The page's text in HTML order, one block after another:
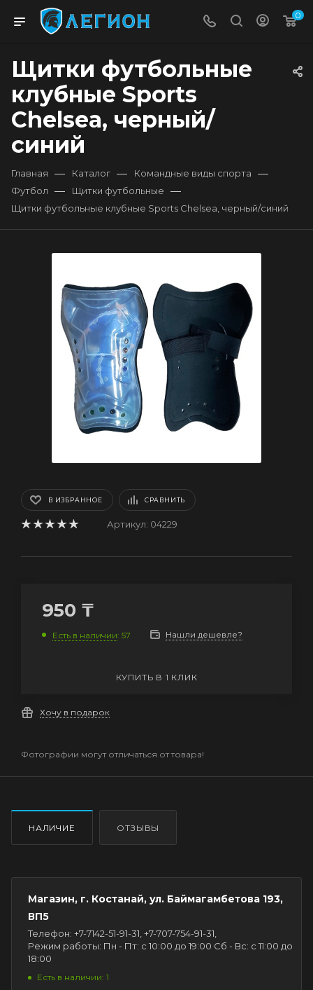
0
Щитки футбольные
клубные Sports
Chelsea, черный/
синий
Главная — Каталог — Командные виды спорта —
Футбол — Щитки футбольные —
Щитки футбольные клубные Sports Chelsea, черный/синий
В ИЗБРАННОЕ СРАВНИТЬ
Артикул: 04229
950 ₸
Есть в наличии: 57 Нашли дешевле?
КУПИТЬ В 1 КЛИК
Хочу в подарок
Фотографии могут отличаться от товара!
НАЛИЧИЕ ОТЗЫВЫ
Магазин, г. Костанай, ул. Баймагамбетова 193,
ВП5
Телефон: +7-7142-51-91-31, +7-707-754-91-31,
Режим работы: Пн - Пт: с 10:00 до 19:00 Сб - Вс: с 11:00 до
18:00
Есть в наличии: 1